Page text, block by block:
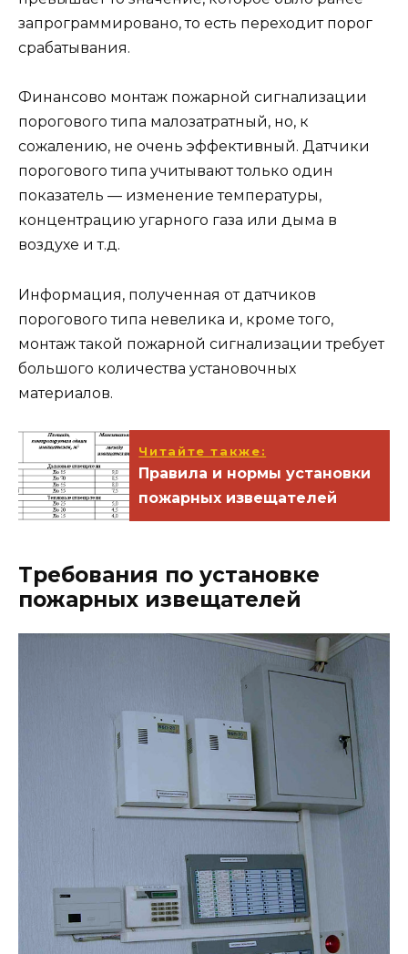
запрограммировано, то есть переходит порог
срабатывания.
Финансово монтаж пожарной сигнализации
порогового типа малозатратный, но, к
сожалению, не очень эффективный. Датчики
порогового типа учитывают только один
показатель — изменение температуры,
концентрацию угарного газа или дыма в
воздухе и т.д.
Информация, полученная от датчиков
порогового типа невелика и, кроме того,
монтаж такой пожарной сигнализации требует
большого количества установочных
материалов.
Читайте также:
Правила и нормы установки
пожарных извещателей
Требования по установке
пожарных извещателей